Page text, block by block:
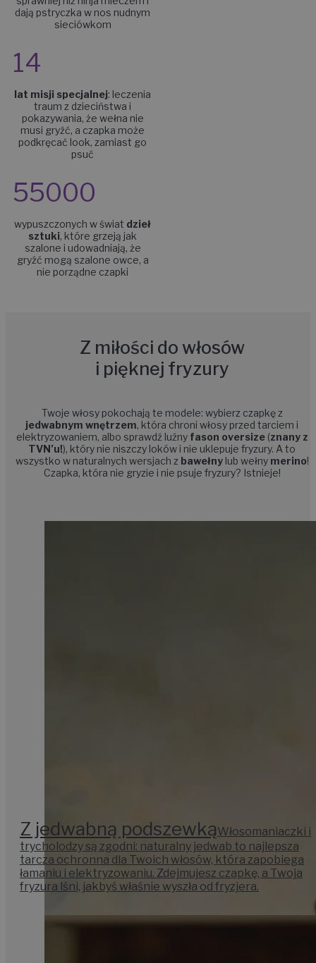
dają pstryczka w nos nudnym
sieciówkom
14
lat misji specjalnej: leczenia
traum z dzieciństwa i
pokazywania, że wełna nie
musi gryźć, a czapka może
podkręcać look, zamiast go
psuć
55000
wypuszczonych w świat dzieł
sztuki, które grzeją jak
szalone i udowadniają, że
gryźć mogą szalone owce, a
nie porządne czapki
Z miłości do włosów
i pięknej fryzury
Twoje włosy pokochają te modele: wybierz czapkę z
jedwabnym wnętrzem, która chroni włosy przed tarciem i
elektryzowaniem, albo sprawdź luźny fason oversize(znany z
TVN’u!), który nie niszczy loków i nie uklepuje fryzury. A to
wszystko w naturalnych wersjach z bawełnylub wełny merino!
Czapka, która nie gryzie i nie psuje fryzury? Istnieje!
Z jedwabną podszewkąWłosomaniaczki i
trycholodzy są zgodni: naturalny jedwab to najlepsza
tarcza ochronna dla Twoich włosów, która zapobiega
łamaniu i elektryzowaniu. Zdejmujesz czapkę, a Twoja
fryzura lśni, jakbyś właśnie wyszła od fryzjera.